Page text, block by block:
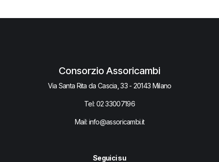
Consorzio Assoricambi
Via Santa Rita da Cascia, 33 - 20143 Milano
Tel: 02 33007​196
Mail: info@assoricambi.it
Seguici su